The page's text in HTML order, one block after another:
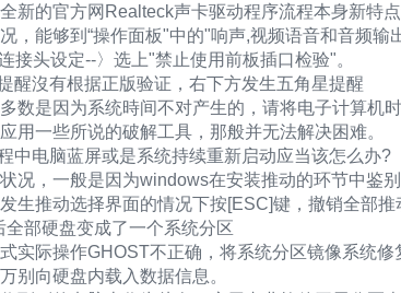
新的官方网Realteck声卡驱动程序流程本身新特
，能够到“操作面板"中的"响声,视频语音和音频输
接头设定--〉选上"禁止使用前板插口检验"。
醒沒有根据正版验证，右下方发生五角星提醒
数是因为系统時间不对产生的，请将电子计算机
用一些所说的破解工具，那般并无法解决困难。
中电脑蓝屏或是系统持续重新启动应当该怎么办?
况，一般是因为windows在安装推动的环节中鉴
生推动选择界面的情况下按[ESC]键，撤销全部推
全部硬盘变成了一个系统分区
实际操作GHOST不正确，将系统分区镜像系统
别向硬盘内载入数据信息。